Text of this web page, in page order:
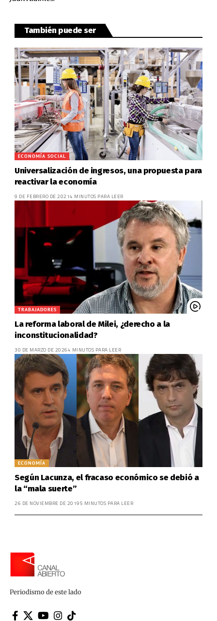
También puede ser
ECONOMÍA SOCIAL
Universalización de ingresos, una propuesta para
reactivar la economía
9 DE FEBRERO DE 20214 MINUTOS PARA LEER
TRABAJADORES
La reforma laboral de Milei, ¿derecho a la
inconstitucionalidad?
30 DE MARZO DE 20264 MINUTOS PARA LEER
ECONOMÍA
Según Lacunza, el fracaso económico se debió a
la “mala suerte”
26 DE NOVIEMBRE DE 20195 MINUTOS PARA LEER
Periodismo de este lado